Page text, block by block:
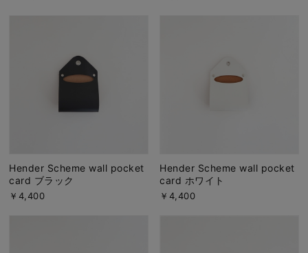
Hender Scheme wall pocket
card ブラック
￥4,400
Hender Scheme wall pocket
card ホワイト
￥4,400